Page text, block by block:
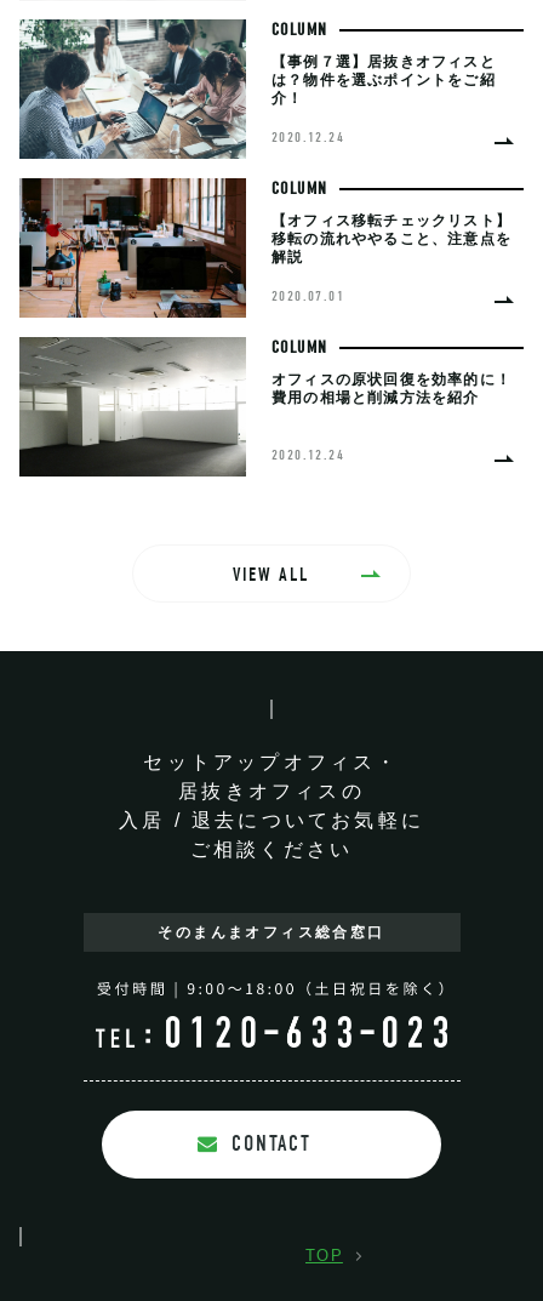
COLUMN
【事例７選】居抜きオフィスと
は？物件を選ぶポイントをご紹
介！
2020.12.24
COLUMN
【オフィス移転チェックリスト】
移転の流れややること、注意点を
解説
2020.07.01
COLUMN
オフィスの原状回復を効率的に！
費用の相場と削減方法を紹介
2020.12.24
VIEW ALL
セットアップオフィス・
居抜きオフィスの
入居 / 退去についてお気軽に
ご相談ください
そのまんまオフィス 総合窓口
CONTACT
TOP